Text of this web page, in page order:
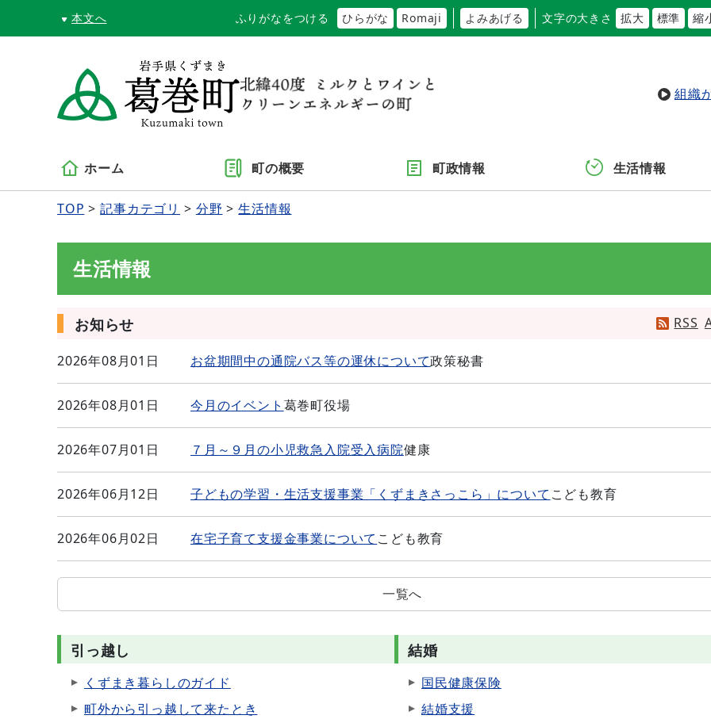
本文へ ふりがなをつける ひらがな Romaji よみあげる 文字の大きさ 拡大 標準 縮
組織
ホーム 町の概要 町政情報 生活情報
TOP 記事カテゴリ 分野 生活情報
生活情報
お知らせ RSS
2026年08月01日 お盆期間中の通院バス等の運休について政策秘書
2026年08月01日 今月のイベント 葛巻町役場
2026年07月01日 ７月～９月の小児救急入院受入病院健康
2026年06月12日 子どもの学習・生活支援事業「くずまきさっこら」について こども教育
2026年06月02日 在宅子育て支援金事業について こども教育
一覧へ
引っ越し
くずまき暮らしのガイド
町外から引っ越して来たとき
結婚
国民健康保険
結婚支援